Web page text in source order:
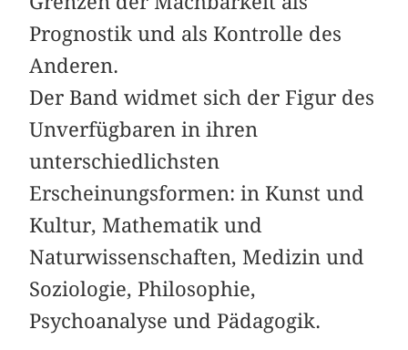
Prognostik und als Kontrolle des
Anderen.
Der Band widmet sich der Figur des
Unverfügbaren in ihren
unterschiedlichsten
Erscheinungsformen: in Kunst und
Kultur, Mathematik und
Naturwissenschaften, Medizin und
Soziologie, Philosophie,
Psychoanalyse und Pädagogik.